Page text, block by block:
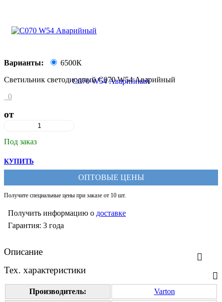
Варианты:
6500К
Светильник светодиодный C070 W54 Аварийный
0
от
Под заказ
КУПИТЬ
ОПТОВЫЕ ЦЕНЫ
Получите специальные цены при заказе от 10 шт.
Получить информацию о доставке
Гарантия: 3 года
Описание
Тех. характеристики
Производитель:
Varton